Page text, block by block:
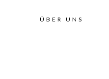
ÜBER UNS